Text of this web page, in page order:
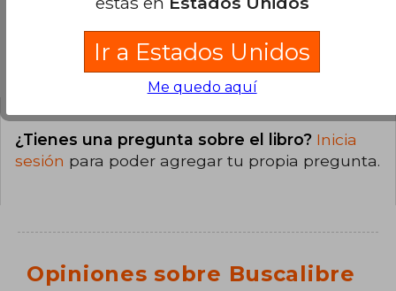
Preguntas y respuestas sobre el libro
¿Tienes una pregunta sobre el libro? Inicia
sesión para poder agregar tu propia pregunta.
Opiniones sobre Buscalibre
Ir a Estados Unidos
Me quedo aquí